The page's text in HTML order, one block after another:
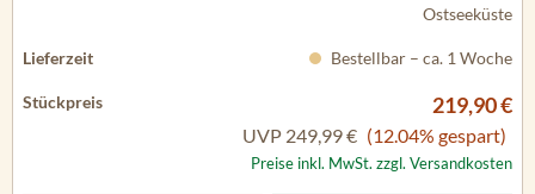
Ostseeküste
Bestellbar – ca. 1 Woche
219,90 €
UVP 249,99 € (12.04% gespart)
Preise inkl. MwSt. zzgl. Versandkosten